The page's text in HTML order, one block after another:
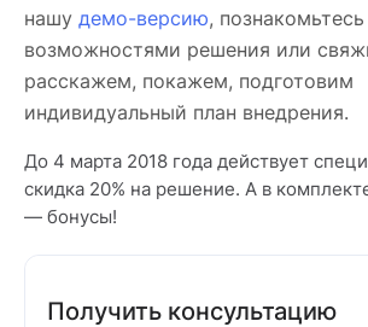
нашу демо-версию, познакомьтесь
возможностями решения или
расскажем, покажем, подготовим
индивидуальный план внедрения.
До 4 марта 2018 года действует
скидка 20% на решение. А в
— бонусы!
Получить консультацию